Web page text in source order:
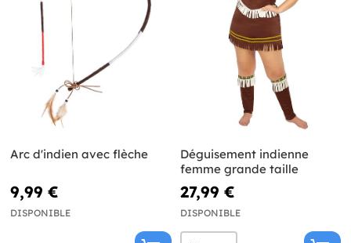
Arc d'indien avec flèche
9,99 €
DISPONIBLE
Déguisement indienne
femme grande taille
27,99 €
DISPONIBLE